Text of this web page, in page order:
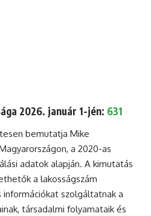
2026. január 1-jén: 631
bemutatja Mike
a 2020-as
adatok alapján. A kimutatás
a lakosságszám
szolgáltatnak a
társadalmi folyamataik és